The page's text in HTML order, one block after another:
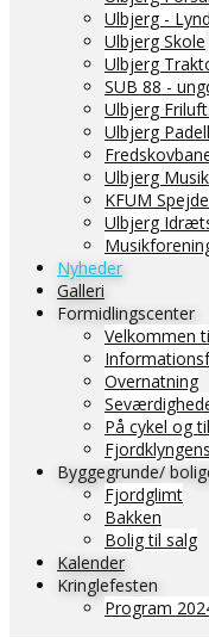
Ulbjerg -
Ulbjerg Skole
Ulbjerg
SUB 88 -
Ulbjerg
Ulbjerg
Ulbjerg
KFUM
Ulbjerg
Nyheder
Galleri
Formidlingscenter
Velkommen
Overnatning
På cykel og
Byggegrunde/
Fjordglimt
Bakken
Bolig til salg
Kalender
Kringlefesten
Program